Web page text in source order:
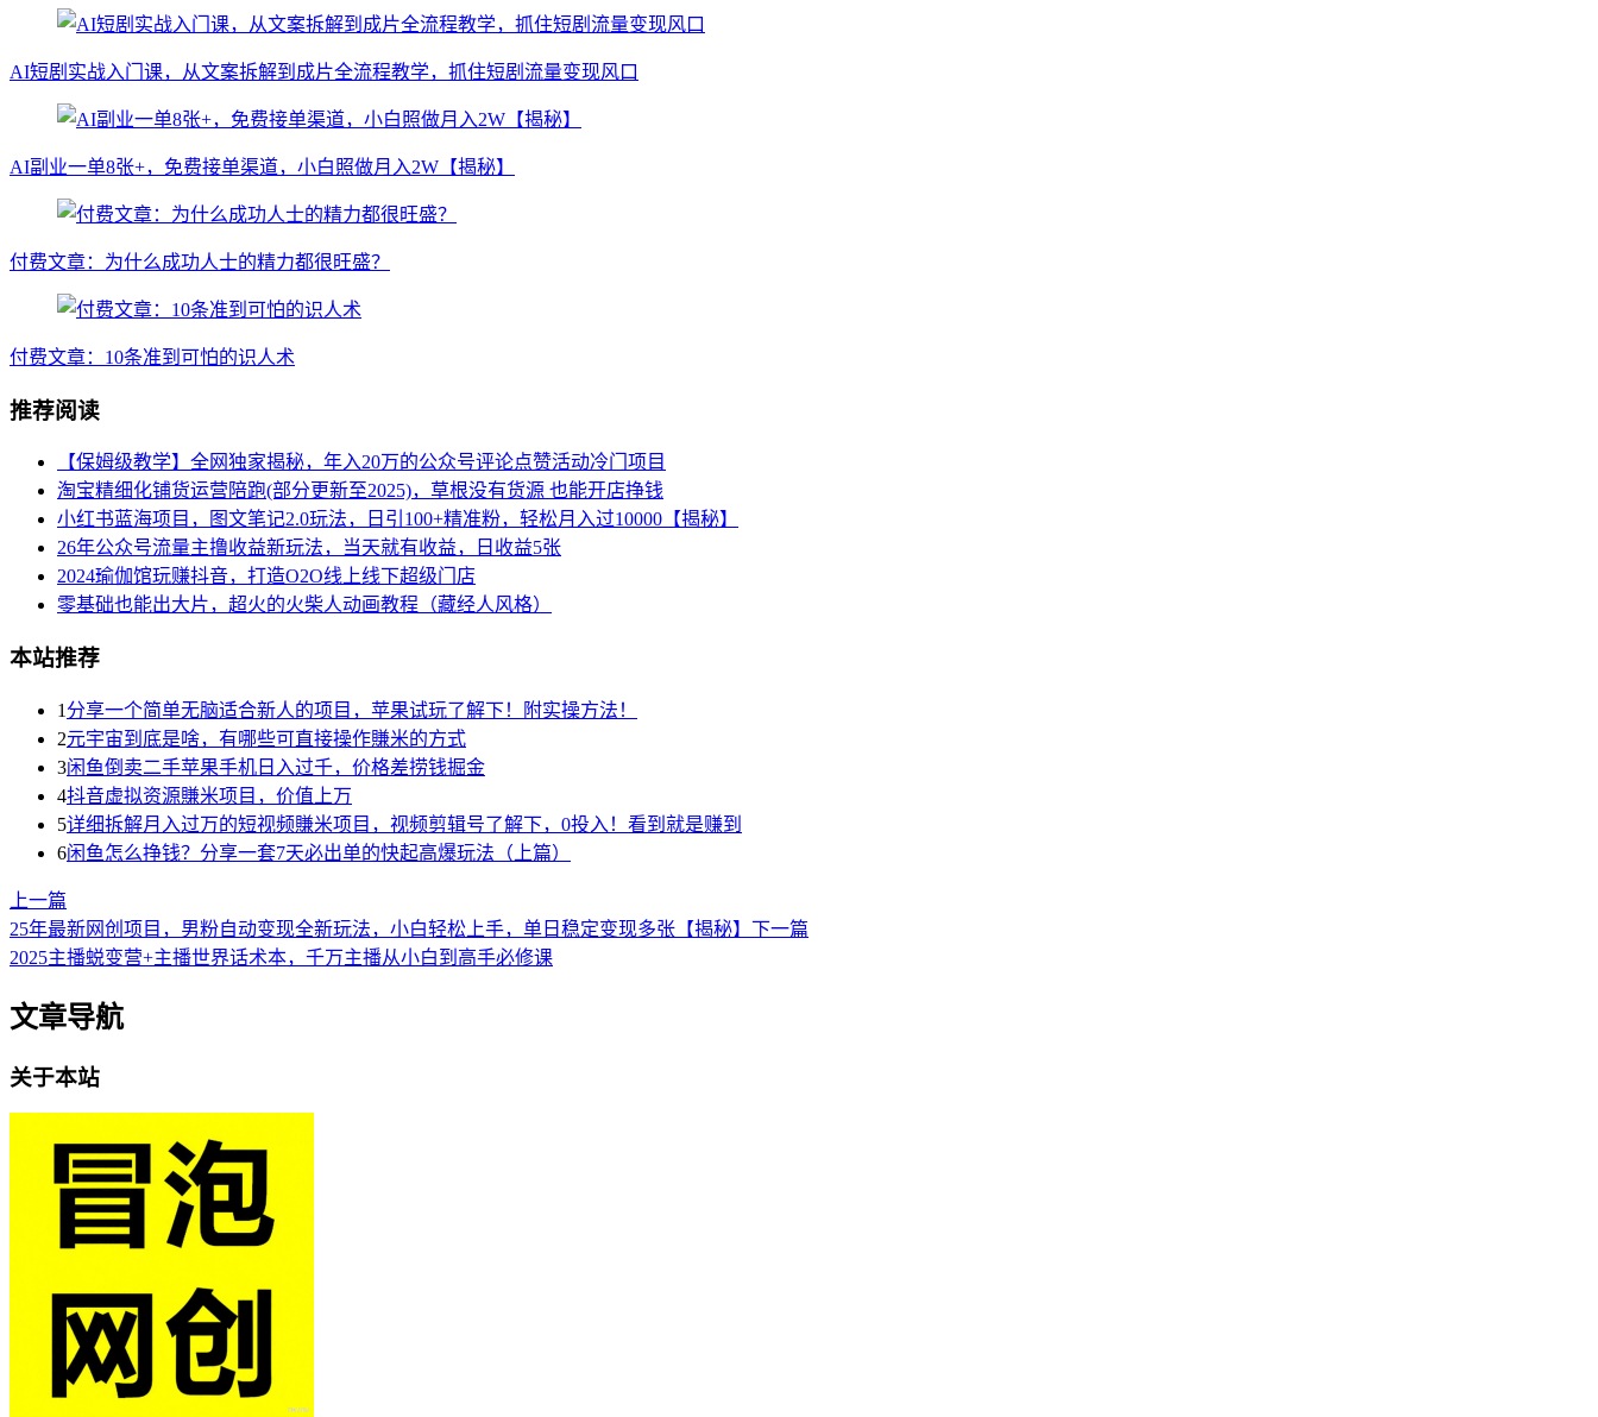
AI短剧实战入门课，从文案拆解到成片全流程教学，抓住短剧流量变现风口
AI副业一单8张+，免费接单渠道，小白照做月入2W【揭秘】
付费文章：为什么成功人士的精力都很旺盛？
付费文章：10条准到可怕的识人术
推荐阅读
【保姆级教学】全网独家揭秘，年入20万的公众号评论点赞活动冷门项目
淘宝精细化铺货运营陪跑(部分更新至2025)，草根没有货源 也能开店挣钱
小红书蓝海项目，图文笔记2.0玩法，日引100+精准粉，轻松月入过10000【揭秘】
26年公众号流量主撸收益新玩法，当天就有收益，日收益5张
2024瑜伽馆玩赚抖音，打造O2O线上线下超级门店
零基础也能出大片，超火的火柴人动画教程（藏经人风格）
本站推荐
1 分享一个简单无脑适合新人的项目，苹果试玩了解下！附实操方法！
2元宇宙到底是啥，有哪些可直接操作賺米的方式
3闲鱼倒卖二手苹果手机日入过千，价格差捞钱掘金
4抖音虚拟资源賺米项目，价值上万
5详细拆解月入过万的短视频賺米项目，视频剪辑号了解下，0投入！看到就是赚到
6闲鱼怎么挣钱？分享一套7天必出单的快起高爆玩法（上篇）
上一篇
25年最新网创项目，男粉自动变现全新玩法，小白轻松上手，单日稳定变现多张【揭秘】 下一篇
2025主播蜕变营+主播世界话术本，千万主播从小白到高手必修课
文章导航
关于本站